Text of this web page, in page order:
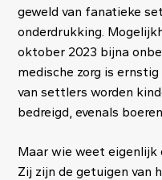
geweld van fanatieke
onderdrukking.
oktober 2023 bijna
medische zorg is
van settlers worden
bedreigd, evenals
Maar wie weet eigenlijk
Zij zijn de getuigen van